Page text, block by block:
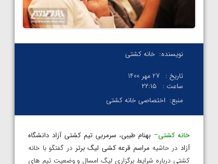
نویسنده: خانه کشتی
تاریخ : 27 مهر 1400
ساعت :
۲۲:۱۵
منبع: اختصاصی خانه کشتی
خانه کشتی– بهنام طیبی، سرمربی تیم کشتی آزاد دانشگاه
آزاددر حاشیه مراسم قرعه کشی لیگ برتر در گفتگو با خانه
کشتی درباره شرایط برگزاری لیگ امسال و وضعیت تیم های